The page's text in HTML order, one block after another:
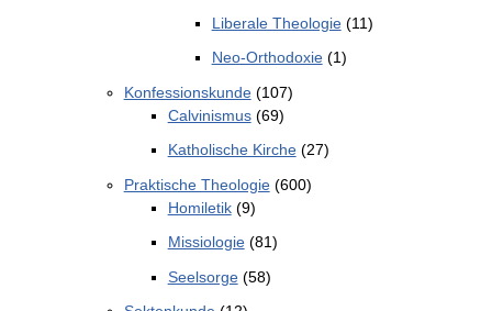
Liberale Theologie(11)
Neo-Orthodoxie(1)
Konfessionskunde(107)
Calvinismus(69)
Katholische Kirche(27)
Praktische Theologie(600)
Homiletik(9)
Missiologie(81)
Seelsorge(58)